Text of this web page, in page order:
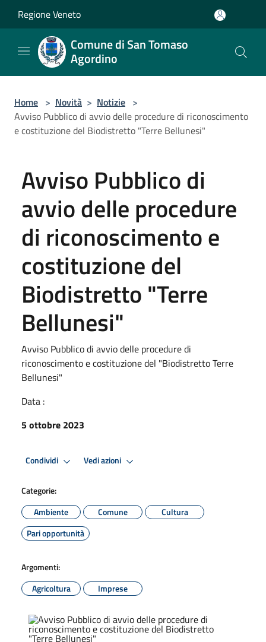
Regione Veneto
Comune di San Tomaso
Agordino
Home > Novità > Notizie >
Avviso Pubblico di avvio delle procedure di riconoscimento
e costituzione del Biodistretto "Terre Bellunesi"
Avviso Pubblico di
avvio delle procedure
di riconoscimento e
costituzione del
Biodistretto "Terre
Bellunesi"
Avviso Pubblico di avvio delle procedure di
riconoscimento e costituzione del "Biodistretto Terre
Bellunesi"
Data :
5 ottobre 2023
Condividi Vedi azioni
Categorie:
Ambiente
Comune
Cultura
Pari opportunità
Argomenti:
Agricoltura
Imprese